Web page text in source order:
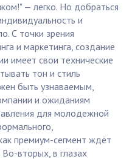
— легко. Но добраться
и
С точки зрения
и маркетинга, создание
имеет свои технические
тон и стиль
быть узнаваемым,
и ожиданиям
для молодежной
премиум-сегмент ждёт
вторых, в глазах